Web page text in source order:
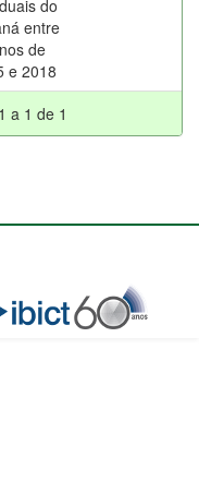
do
entre
de
e 2018
a 1 de 1